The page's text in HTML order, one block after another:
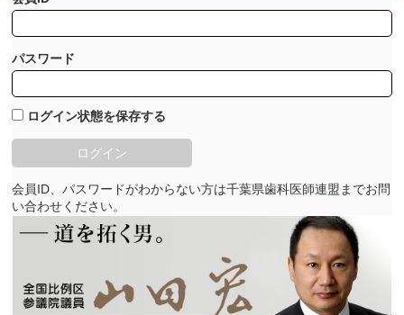
パスワード
ログイン状態を保存する
会員ID、パスワードがわからない方は千葉県歯科医師連盟までお問
い合わせください。